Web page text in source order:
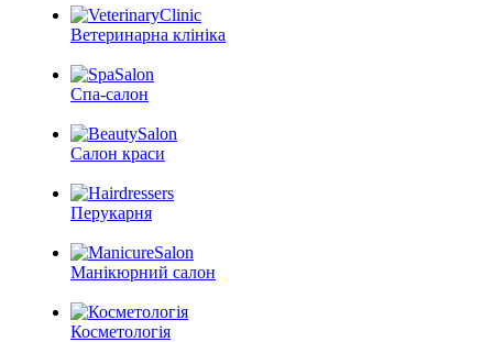
Ветеринарна клініка
Спа-салон
Салон краси
Перукарня
Манікюрний салон
Косметологія